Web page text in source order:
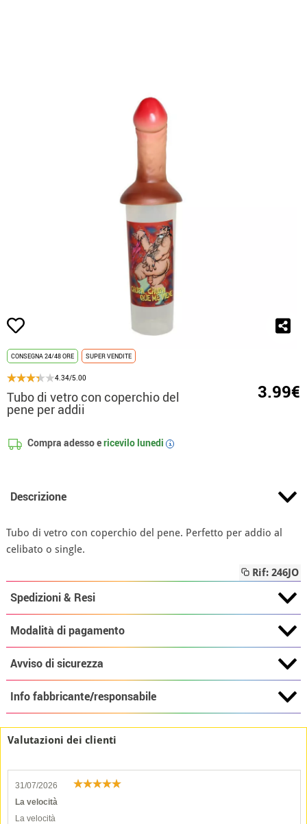
CONSEGNA 24/48 ORE SUPER VENDITE
4.34/5.00
Tubo di vetro con coperchio del
pene per addii
3.99€
Compra adesso ericevilolunedi i
Descrizione
Tubo di vetro con coperchio del pene. Perfetto per addio al
celibato o single.
Rif: 246JO
Spedizioni & Resi
Modalità di pagamento
Avviso di sicurezza
Info fabbricante/responsabile
Valutazioni dei clienti
31/07/2026
La velocità
La velocità